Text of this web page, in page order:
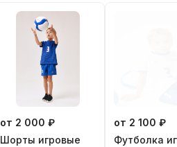
от 2 000 ₽
Шорты игровые
от 2 100 ₽
Футболка